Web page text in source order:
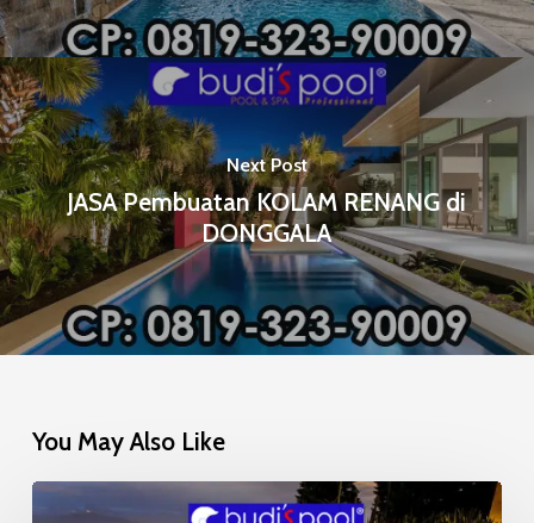
Next Post
JASA Pembuatan KOLAM RENANG di
DONGGALA
You May Also Like
Mosaic